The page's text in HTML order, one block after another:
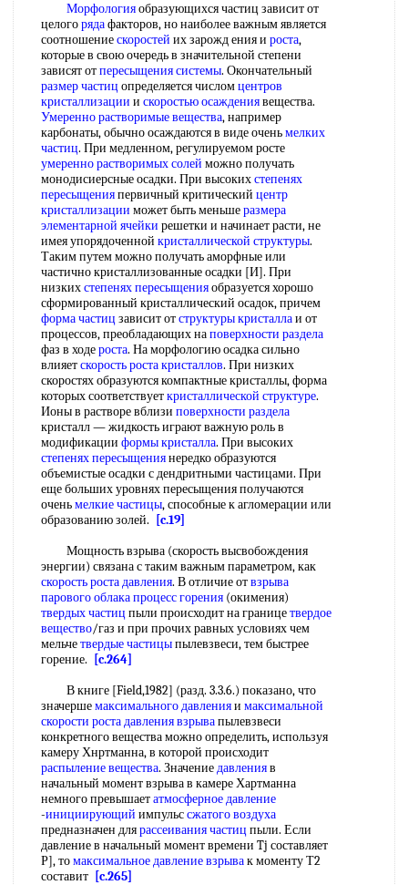
Морфологияобразующихся частиц зависит от
целогорядафакторов, но наиболее важным является
соотношениескоростей их зарожд ения и роста,
которые в свою очередь в значительной степени
зависят отпересыщения системы. Окончательный
размер частиц определяется числомцентров
кристаллизации и скоростью осаждениявещества.
Умереннорастворимые вещества, например
карбонаты, обычно осаждаются в виде оченьмелких
частиц. При медленном, регулируемом росте
умереннорастворимых солей можно получать
монодисиерсные осадки. При высокихстепенях
пересыщенияпервичный критический центр
кристаллизации может быть меньшеразмера
элементарной ячейки решетки и начинает расти, не
имея упорядоченной кристаллической структуры.
Таким путем можно получать аморфные или
частично кристаллизованные осадки [И]. При
низкихстепенях пересыщенияобразуется хорошо
сформированный кристаллический осадок, причем
форма частиц зависит отструктуры кристаллаи от
процессов, преобладающих наповерхности раздела
фаз в ходероста. На морфологию осадка сильно
влияетскорость роста кристаллов. При низких
скоростях образуются компактные кристаллы, форма
которых соответствуеткристаллической структуре.
Ионы в растворе вблизи поверхности раздела
кристалл — жидкость играют важную роль в
модификации формы кристалла. При высоких
степенях пересыщениянередко образуются
объемистые осадки с дендритными частицами. При
еще больших уровнях пересыщения получаются
оченьмелкие частицы, способные к агломерации или
образованию золей.
[c.19]
Мощность взрыва (скорость высвобождения
энергии) связана с таким важным параметром, как
скорость ростадавления. В отличие отвзрыва
парового облакапроцесс горения (окимения)
твердых частиц пыли происходит на границетвердое
вещество/газ и при прочих равных условиях чем
мельчетвердые частицыпылевзвеси, тем быстрее
горение.
[c.264]
В книге [Field,1982] (разд. 3.3.6.) показано, что
значершемаксимального давленияи максимальной
скорости ростадавления взрывапылевзвеси
конкретного вещества можно определить, используя
камеру Хнртманна, в которой происходит
распыление вещества. Значениедавленияв
начальный момент взрыва в камере Хартманна
немного превышаетатмосферное давление
-инициирующий импульссжатого воздуха
предназначен длярассеивания частиц пыли. Если
давление в начальный момент времени Tj составляет
Р], томаксимальное давление взрывак моменту Т2
составит [c.265]